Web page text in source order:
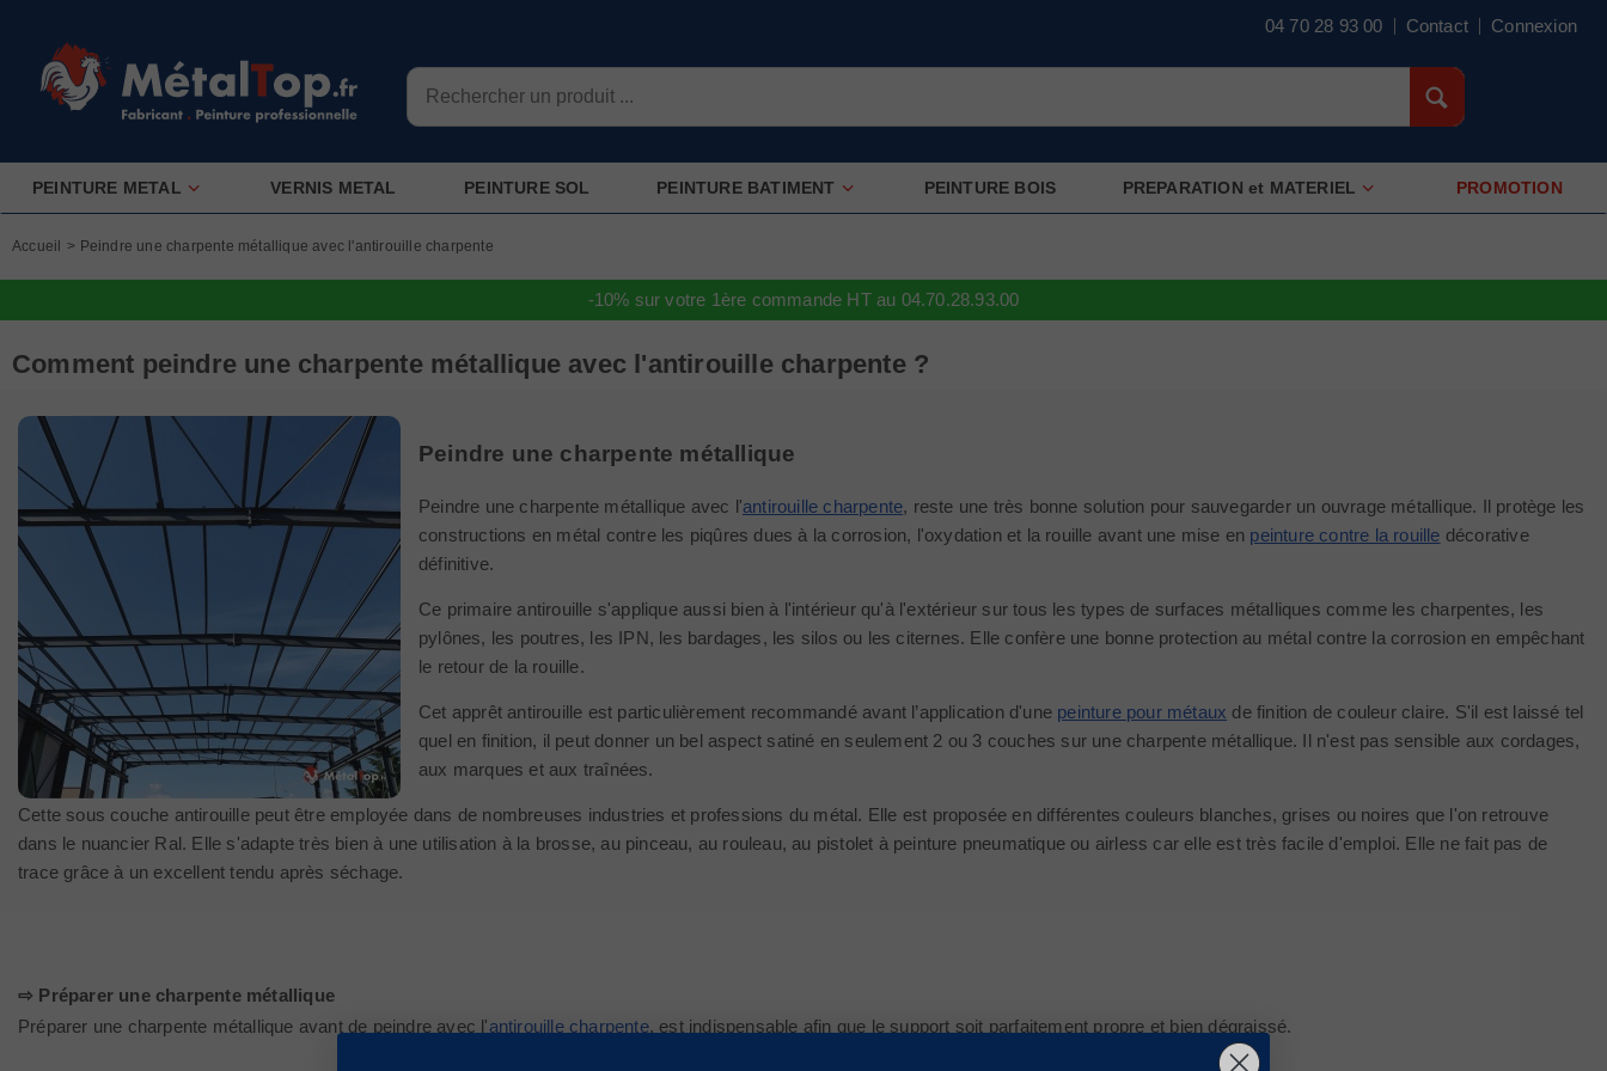
04 70 28 93 00 Contact Connexion
PEINTURE METAL VERNIS METAL PEINTURE SOL PEINTURE BATIMENT PEINTURE BOIS PREPARATION et MATERIEL PROMOTION
Accueil > Peindre une charpente métallique avec l'antirouille charpente
-10% sur votre 1ère commande HT au 04.70.28.93.00
Comment peindre une charpente métallique avec l'antirouille charpente ?
Peindre une charpente métallique
Peindre une charpente métallique avec l'antirouille charpente, reste une très bonne solution pour sauvegarder un ouvrage métallique. Il protège les
constructions en métal contre les piqûres dues à la corrosion, l'oxydation et la rouille avant une mise en peinture contre la rouille décorative
définitive.
Ce primaire antirouille s'applique aussi bien à l'intérieur qu'à l'extérieur sur tous les types de surfaces métalliques comme les charpentes, les
pylônes, les poutres, les IPN, les bardages, les silos ou les citernes. Elle confère une bonne protection au métal contre la corrosion en empêchant
le retour de la rouille.
Cet apprêt antirouille est particulièrement recommandé avant l’application d'une peinture pour métaux de finition de couleur claire. S'il est laissé tel
quel en finition, il peut donner un bel aspect satiné en seulement 2 ou 3 couches sur une charpente métallique. Il n'est pas sensible aux cordages,
aux marques et aux traînées.
Cette sous couche antirouille peut être employée dans de nombreuses industries et professions du métal. Elle est proposée en différentes couleurs blanches, grises ou noires que l'on retrouve
dans le nuancier Ral. Elle s'adapte très bien à une utilisation à la brosse, au pinceau, au rouleau, au pistolet à peinture pneumatique ou airless car elle est très facile d'emploi. Elle ne fait pas de
trace grâce à un excellent tendu après séchage.
⇨ Préparer une charpente métallique
Préparer une charpente métallique avant de peindre avec l'antirouille charpente, est indispensable afin que le support soit parfaitement propre et bien dégraissé.